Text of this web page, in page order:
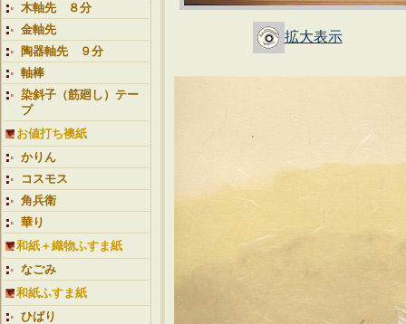
木軸先 ８分
金軸先
陶器軸先 ９分
軸棒
染斜子（筋廻し）テー
プ
お値打ち襖紙
かりん
コスモス
角兵衛
華り
和紙＋織物ふすま紙
なごみ
和紙ふすま紙
ひばり
拡大表示